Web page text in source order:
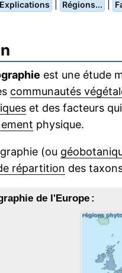
Explications Régions...
est une étude
communautés
et des facteurs
physique.
(ou
répartition des
de l'Europe :